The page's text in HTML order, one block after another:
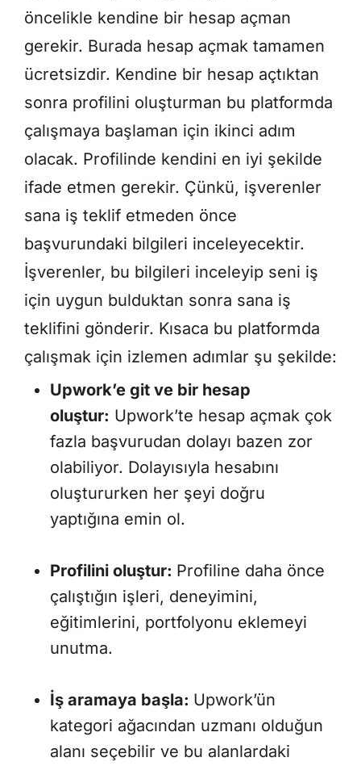
öncelikle kendine bir hesap açman
gerekir. Burada hesap açmak tamamen
ücretsizdir. Kendine bir hesap açtıktan
sonra profilini oluşturman bu platformda
çalışmaya başlaman için ikinci adım
olacak. Profilinde kendini en iyi şekilde
ifade etmen gerekir. Çünkü, işverenler
sana iş teklif etmeden önce
başvurundaki bilgileri inceleyecektir.
İşverenler, bu bilgileri inceleyip seni iş
için uygun bulduktan sonra sana iş
teklifini gönderir. Kısaca bu platformda
çalışmak için izlemen adımlar şu şekilde:
Upwork’e git ve bir hesap
oluştur: Upwork’te hesap açmak çok
fazla başvurudan dolayı bazen zor
olabiliyor. Dolayısıyla hesabını
oluştururken her şeyi doğru
yaptığına emin ol.
Profilini oluştur: Profiline daha önce
çalıştığın işleri, deneyimini,
eğitimlerini, portfolyonu eklemeyi
unutma.
İş aramaya başla: Upwork’ün
kategori ağacından uzmanı olduğun
alanı seçebilir ve bu alanlardaki